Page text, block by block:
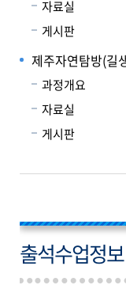
자료실
게시판
제주자연탐방(길
과정개요
자료실
게시판
출석수업정보